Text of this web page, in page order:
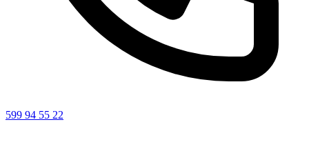
599 94 55 22